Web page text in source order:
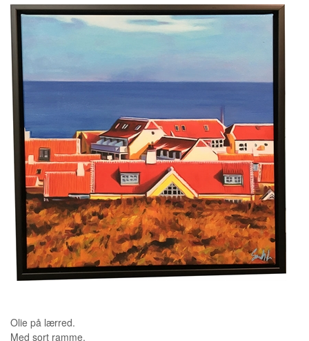
JUL
UDENDØRS KUNST
GAVEKORT
KUNSTNERE
KUNSTTRYK OG KORT
FIGURER
★ ★ ★ ★ ★
FORSIDE GAVEKORT
KONTAKT
Olie på lærred.
Med sort ramme.